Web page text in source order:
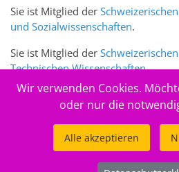
Sie ist Mitglied der
und Sozialwissenschaften.
Sie ist Mitglied der
Technischen Wissenschaften.
Sie ist zudem Mitglied des
Wir verwenden Cookies.
oder nur die
Alle akzeptieren